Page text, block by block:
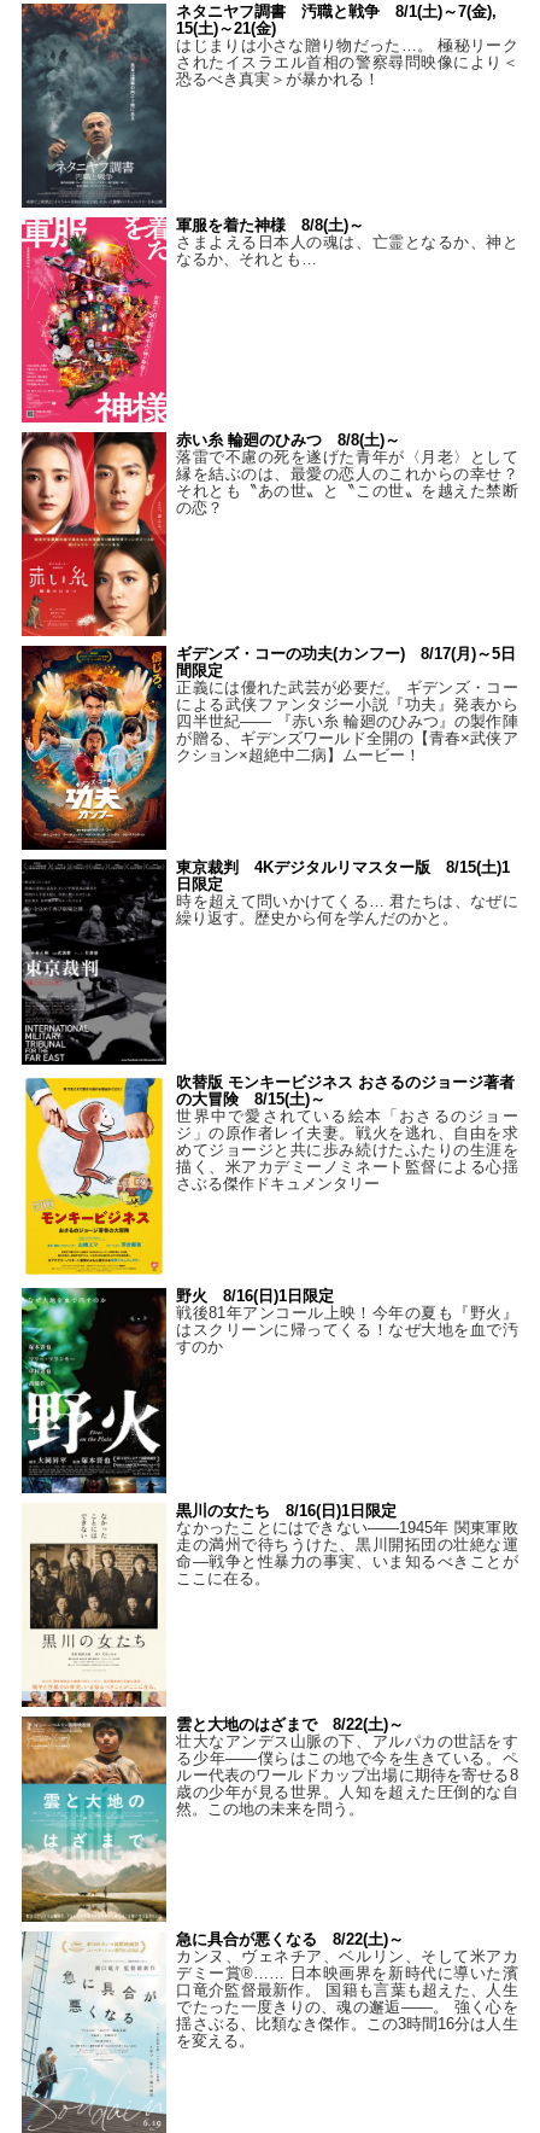
ネタニヤフ調書 汚職と戦争 8/1(土)～7(金),
15(土)～21(金)
はじまりは小さな贈り物だった…。 極秘リーク
されたイスラエル首相の警察尋問映像により＜
恐るべき真実＞が暴かれる！
軍服を着た神様 8/8(土)～
さまよえる日本人の魂は、亡霊となるか、神と
なるか、それとも…
赤い糸 輪廻のひみつ 8/8(土)～
落雷で不慮の死を遂げた青年が〈月老〉として
縁を結ぶのは、最愛の恋人のこれからの幸せ？
それとも〝あの世〟と〝この世〟を越えた禁断
の恋？
ギデンズ・コーの功夫(カンフー) 8/17(月)～5日
間限定
正義には優れた武芸が必要だ。 ギデンズ・コー
による武侠ファンタジー小説『功夫』発表から
四半世紀―― 『赤い糸 輪廻のひみつ』の製作陣
が贈る、ギデンズワールド全開の【青春×武侠ア
クション×超絶中二病】ムービー！
東京裁判 4Kデジタルリマスター版 8/15(土)1
日限定
時を超えて問いかけてくる… 君たちは、なぜに
繰り返す。歴史から何を学んだのかと。
吹替版 モンキービジネス おさるのジョージ著者
の大冒険 8/15(土)～
世界中で愛されている絵本「おさるのジョー
ジ」の原作者レイ夫妻。戦火を逃れ、自由を求
めてジョージと共に歩み続けたふたりの生涯を
描く、米アカデミーノミネート監督による心揺
さぶる傑作ドキュメンタリー
野火 8/16(日)1日限定
戦後81年アンコール上映！今年の夏も『野火』
はスクリーンに帰ってくる！なぜ大地を血で汚
すのか
黒川の女たち 8/16(日)1日限定
なかったことにはできない——1945年 関東軍敗
走の満州で待ちうけた、黒川開拓団の壮絶な運
命―戦争と性暴力の事実、いま知るべきことが
ここに在る。
雲と大地のはざまで 8/22(土)～
壮大なアンデス山脈の下、アルパカの世話をす
る少年――僕らはこの地で今を生きている。ペ
ルー代表のワールドカップ出場に期待を寄せる8
歳の少年が見る世界。人知を超えた圧倒的な自
然。この地の未来を問う。
急に具合が悪くなる 8/22(土)～
カンヌ、ヴェネチア、ベルリン、そして米アカ
デミー賞®…… 日本映画界を新時代に導いた濱
口竜介監督最新作。 国籍も言葉も超えた、人生
でたった一度きりの、魂の邂逅――。 強く心を
揺さぶる、比類なき傑作。この3時間16分は人生
を変える。